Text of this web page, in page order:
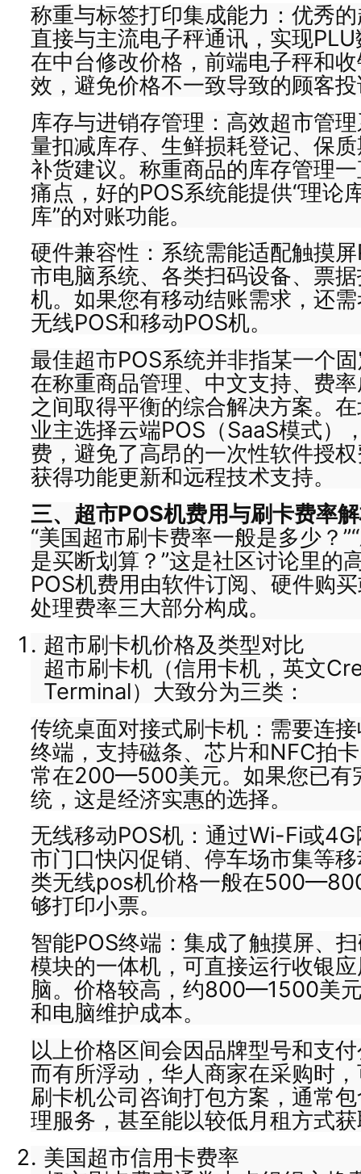
称重与标签打印集成能力：优秀
直接与主流电子秤通讯，实现
在中台修改价格，前端电子秤和
效，避免价格不一致导致的顾客
库存与进销存管理：高效超市管
量扣减库存、生鲜损耗登记、保
补货建议。称重商品的库存管理
痛点，好的POS系统能提供“理论
库”的对账功能。
硬件兼容性：系统需能适配触摸
市电脑系统、各类扫码设备、票
机。如果您有移动结账需求，还
无线POS和移动POS机。
最佳超市POS系统并非指某一个
在称重商品管理、中文支持、费
之间取得平衡的综合解决方案。
业主选择云端POS（SaaS模式）
费，避免了高昂的一次性软件授
获得功能更新和远程技术支持。
三、超市POS机费用与刷卡费率
“美国超市刷卡费率一般是多少？
是买断划算？”这是社区讨论里的
POS机费用由软件订阅、硬件购
处理费率三大部分构成。
超市刷卡机价格及类型对比
超市刷卡机（信用卡机，英文
Terminal）大致分为三类：
传统桌面对接式刷卡机：需要连
终端，支持磁条、芯片和NFC拍
常在200—500美元。如果您已有
统，这是经济实惠的选择。
无线移动POS机：通过Wi-Fi或
市门口快闪促销、停车场市集等
类无线pos机价格一般在
够打印小票。
智能POS终端：集成了触摸屏、
模块的一体机，可直接运行收银
脑。价格较高，约800—1500美
和电脑维护成本。
以上价格区间会因品牌型号和支
而有所浮动，华人商家在采购时
刷卡机公司咨询打包方案，通常
理服务，甚至能以较低月租方式
美国超市信用卡费率